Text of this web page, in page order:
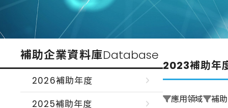
補助企業資料庫Database
2026補助年度
2025補助年度
2023補助年
應用領域 補